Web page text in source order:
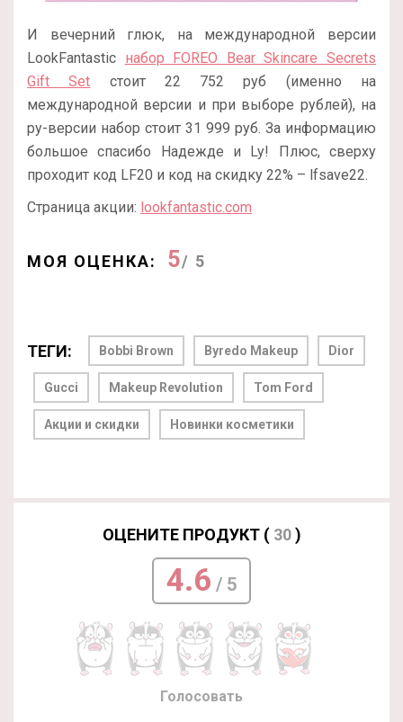
И вечерний глюк, на международной версии
LookFantastic набор FOREO Bear Skincare Secrets
Gift Set стоит 22 752 руб (именно на
международной версии и при выборе рублей), на
ру-версии набор стоит 31 999 руб. За информацию
большое спасибо Надежде и Ly! Плюс, сверху
проходит код LF20 и код на скидку 22% – lfsave22.
Страница акции: lookfantastic.com
МОЯ ОЦЕНКА: 5/ 5
ТЕГИ: Bobbi Brown Byredo Makeup Dior
Gucci Makeup Revolution Tom Ford
Акции и скидки Новинки косметики
ОЦЕНИТЕ ПРОДУКТ ( 30)
4.6 / 5
Голосовать